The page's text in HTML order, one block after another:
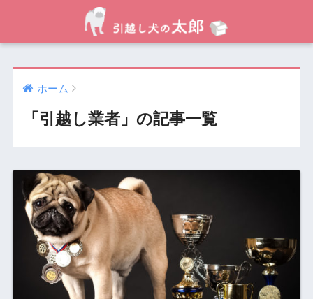
ホーム
「引越し業者」の記事一覧